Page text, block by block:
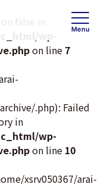
Menu
ーション事業
false in
wp-
on line 7
.php): Failed
in
wp-
on line 10
xsrv050367/arai-